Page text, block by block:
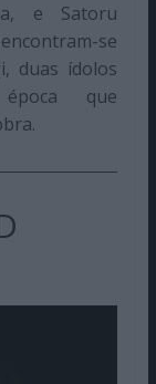
e Satoru
se
duas ídolos
que